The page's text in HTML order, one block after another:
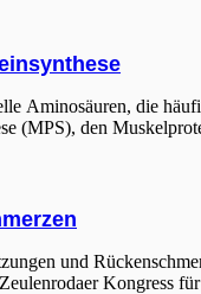
Aminosäuren, die
(MPS), den
und
Kongress